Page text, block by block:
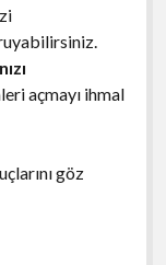
açmayı ihmal
göz